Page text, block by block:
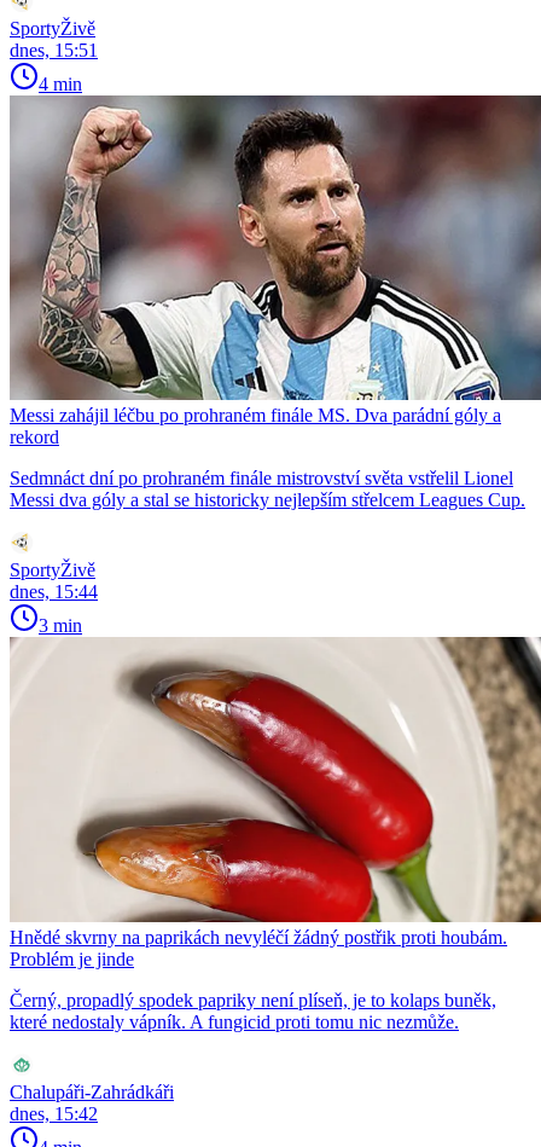
SportyŽivě
dnes, 15:51
4 min
Messi zahájil léčbu po prohraném finále MS. Dva parádní góly a
rekord
Sedmnáct dní po prohraném finále mistrovství světa vstřelil Lionel
Messi dva góly a stal se historicky nejlepším střelcem Leagues Cup.
SportyŽivě
dnes, 15:44
3 min
Hnědé skvrny na paprikách nevyléčí žádný postřik proti houbám.
Problém je jinde
Černý, propadlý spodek papriky není plíseň, je to kolaps buněk,
které nedostaly vápník. A fungicid proti tomu nic nezmůže.
Chalupáři-Zahrádkáři
dnes, 15:42